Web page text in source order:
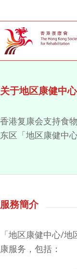
关于地区康健中
香港复康会支持食
东区 「地区康健中心
服務簡介
「地区康健中心/
康服务，包括：